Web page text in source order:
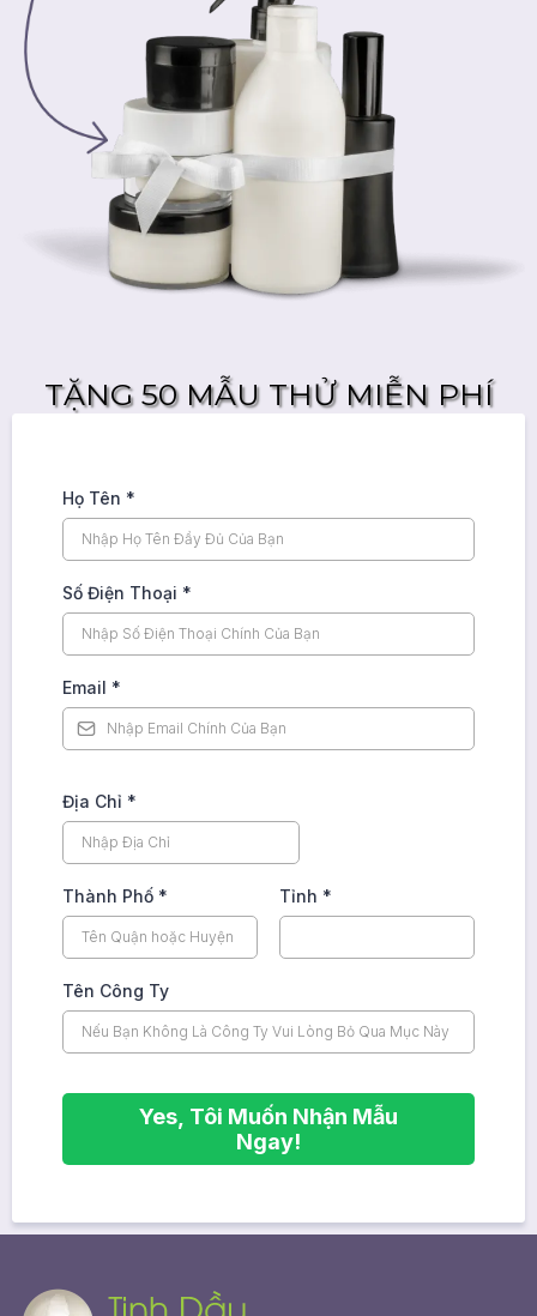
TẶNG 50 MẪU THỬ MIỄN PHÍ
Họ Tên *
Số Điện Thoại *
Email *
Địa Chỉ *
Thành Phố * Tỉnh *
Tên Công Ty
Yes, Tôi Muốn Nhận Mẫu
Ngay!